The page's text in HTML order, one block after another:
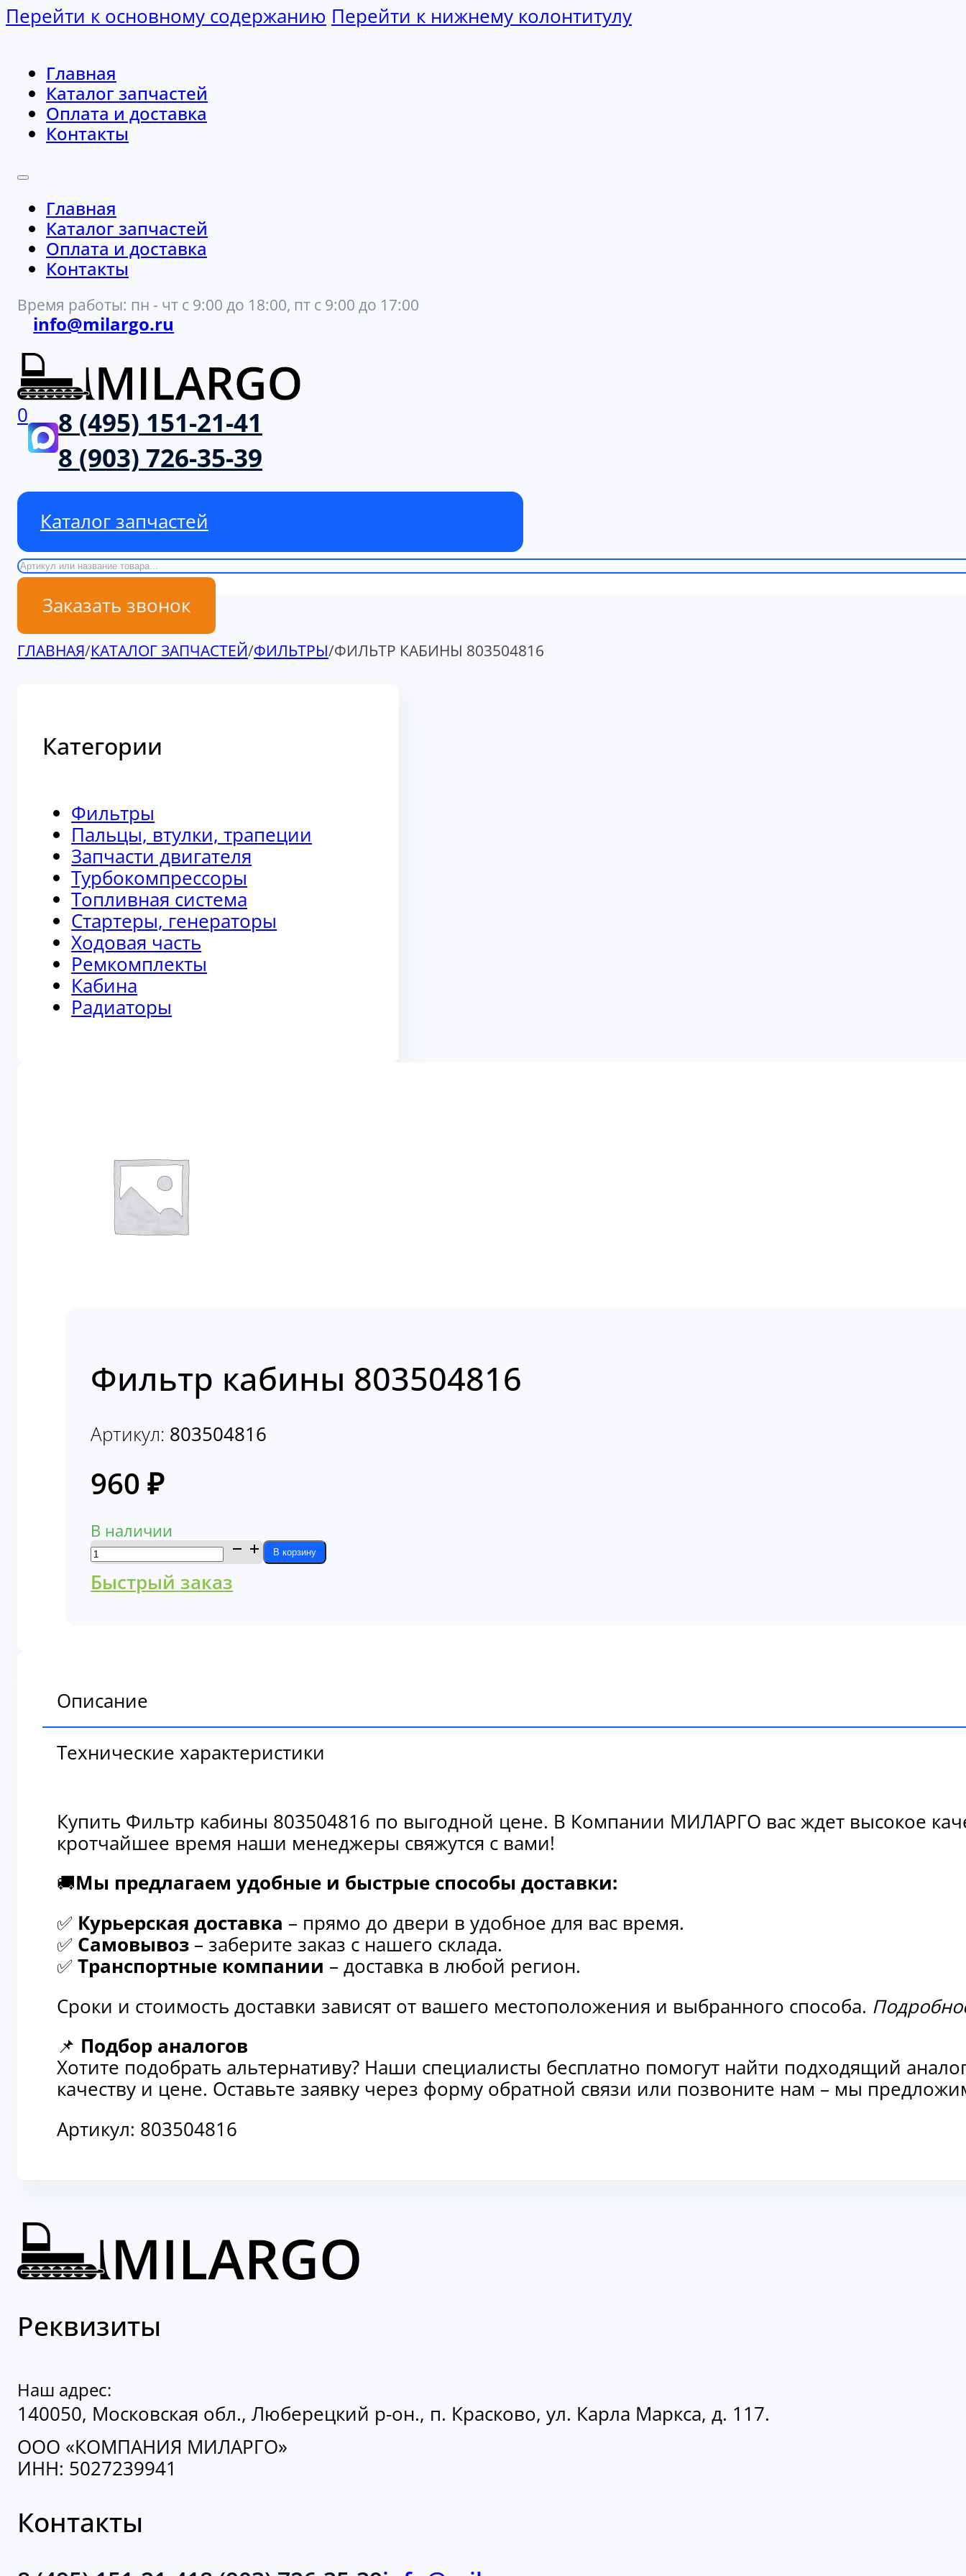
Перейти к основному содержанию Перейти к нижнему колонтитулу
Главная
Каталог запчастей
Оплата и доставка
Контакты
Главная
Каталог запчастей
Оплата и доставка
Контакты
Время работы: пн - чт с 9:00 до 18:00, пт с 9:00 до 17:00
info@milargo.ru
0
8 (495) 151-21-41
8 (903) 726-35-39
Каталог запчастей
Поиск
Заказать звонок
ГЛАВНАЯ/КАТАЛОГ ЗАПЧАСТЕЙ/ФИЛЬТРЫ/ФИЛЬТР КАБИНЫ 803504816
Категории
Фильтры
Пальцы, втулки, трапеции
Запчасти двигателя
Турбокомпрессоры
Топливная система
Стартеры, генераторы
Ходовая часть
Ремкомплекты
Кабина
Радиаторы
Фильтр кабины 803504816
Артикул: 803504816
960₽
В наличии
Количество
товара
Фильтр
В корзину
Быстрый заказ
Описание
Технические характеристики
Купить Фильтр кабины 803504816 по выгодной цене. В Компании МИЛАРГО вас ждет высокое
кротчайшее время наши менеджеры свяжутся с вами!
🚚Мы предлагаем удобные и быстрые способы доставки:
✅ Курьерская доставка – прямо до двери в удобное для вас время.
✅ Самовывоз – заберите заказ с нашего склада.
✅ Транспортные компании – доставка в любой регион.
Сроки и стоимость доставки зависят от вашего местоположения и выбранного способа.
📌 Подбор аналогов
Хотите подобрать альтернативу? Наши специалисты бесплатно помогут найти подходящий
качеству и цене. Оставьте заявку через форму обратной связи или позвоните нам – мы
Артикул: 803504816
Реквизиты
Наш адрес:
140050, Московская обл., Люберецкий р-он., п. Красково, ул. Карла Маркса, д. 117.
ООО «КОМПАНИЯ МИЛАРГО»
ИНН: 5027239941
Контакты